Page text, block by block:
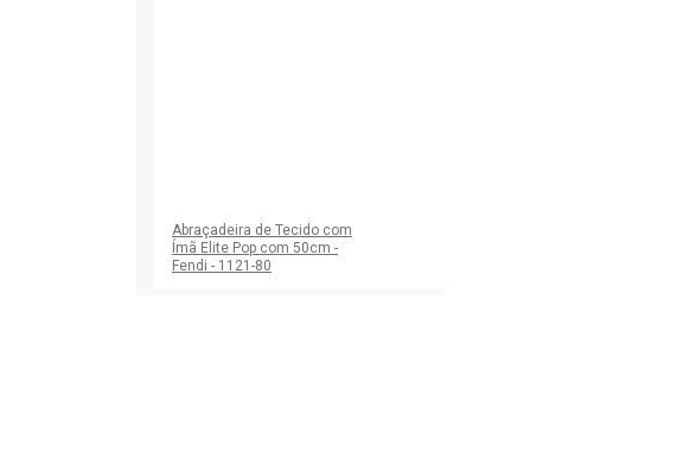
Abraçadeira de Tecido com
Ímã Elite Pop com 50cm -
Fendi - 1121-80